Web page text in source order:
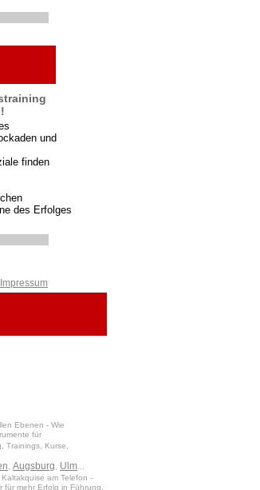
und
finden
des Erfolges
Impressum
Ebenen - Wie
für
Trainings, Kurse,
Augsburg Ulm
am Telefon -
mehr Erfolg in Führung,